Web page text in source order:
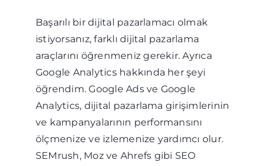
Başarılı bir dijital pazarlamacı olmak
istiyorsanız, farklı dijital pazarlama
araçlarını öğrenmeniz gerekir. Ayrıca
Google Analytics hakkında her şeyi
öğrendim. Google Ads ve Google
Analytics, dijital pazarlama girişimlerinin
ve kampanyalarının performansını
ölçmenize ve izlemenize yardımcı olur.
SEMrush, Moz ve Ahrefs gibi SEO